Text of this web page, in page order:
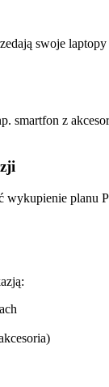
swoje
smartfon z
planu